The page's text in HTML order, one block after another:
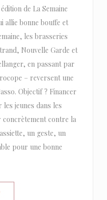
de La Semaine
allie bonne bouffe et
les brasseries
Nouvelle Garde et
en passant par
– reversent une
Objectif ? Financer
jeunes dans les
contre la
un geste, un
pour une bonne
((ΑΝΟΊΓΕΙ ΣΕ ΝΈΟ ΠΑΡΆΘΥΡΟ))